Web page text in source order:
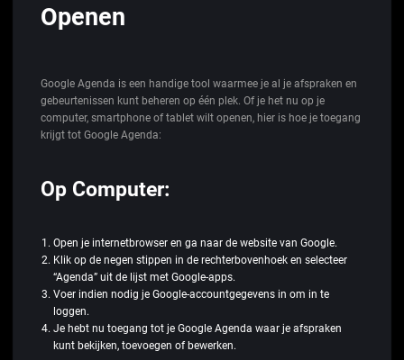
Openen
Google Agenda is een handige tool waarmee je al je afspraken en
gebeurtenissen kunt beheren op één plek. Of je het nu op je
computer, smartphone of tablet wilt openen, hier is hoe je toegang
krijgt tot Google Agenda:
Op Computer:
Open je internetbrowser en ga naar de website van Google.
Klik op de negen stippen in de rechterbovenhoek en selecteer
“Agenda” uit de lijst met Google-apps.
Voer indien nodig je Google-accountgegevens in om in te
loggen.
Je hebt nu toegang tot je Google Agenda waar je afspraken
kunt bekijken, toevoegen of bewerken.